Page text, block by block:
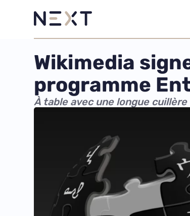
Wikimedia
programme
À table avec une longue cuillère